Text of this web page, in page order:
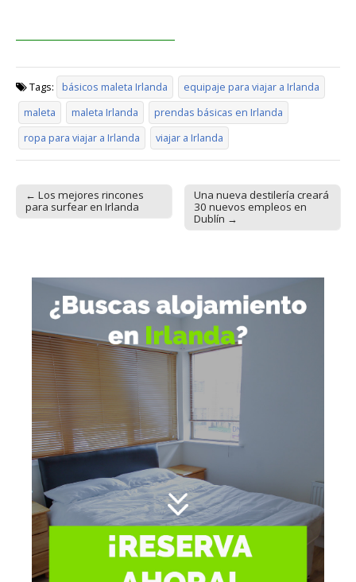
Tags: básicos maleta Irlanda
equipaje para viajar a Irlanda
maleta
maleta Irlanda
prendas básicas en Irlanda
ropa para viajar a Irlanda
viajar a Irlanda
Post navigation
← Los mejores rincones
para surfear en Irlanda
Una nueva destilería creará
30 nuevos empleos en
Dublín →